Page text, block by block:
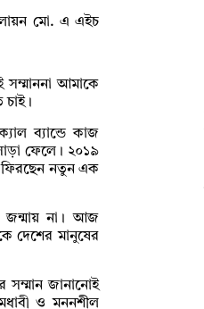
লায়ন মো. এ এইচ
সম্মাননা আমাকে
ব্যান্ডে কাজ
ফেলে। ২০১৯
ফিরছেন নতুন এক
জন্মায় না। আজ
দেশের মানুষের
সম্মান জানানোই
ও মননশীল